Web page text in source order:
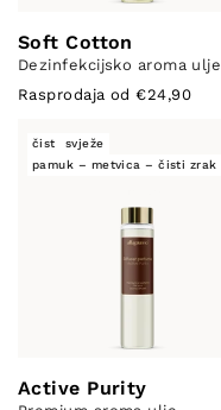
Soft Cotton
Dezinfekcijsko aroma ulje
Rasprodaja od €24,90
čist
svježe
pamuk – metvica – čisti zrak
Active Purity